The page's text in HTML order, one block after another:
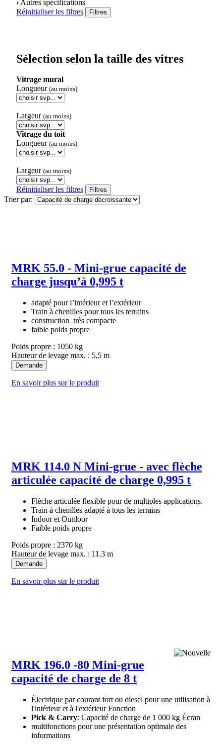
› Autres spécifications
Réinitialiser les filtres
Filtres
Sélection selon la taille des vitres
Vitrage mural
Longueur (au moins)
Largeur (au moins)
Vitrage du toit
Longueur (au moins)
Largeur (au moins)
Réinitialiser les filtres Filtres
Trier par:
MRK 55.0 - Mini-grue capacité de
charge jusqu’à 0,995 t
adapté pour l’intérieur et l’extérieur
Train à chenilles pour tous les terrains
construction très compacte
faible poids propre
Poids propre : 1050 kg
Hauteur de levage max. : 5,5 m
Demande
En savoir plus sur le produit
MRK 114.0 N Mini-grue - avec flèche
articulée capacité de charge 0,995 t
Flèche articulée flexible pour de multiples applications.
Train à chenilles adapté à tous les terrains
Indoor et Outdoor
Faible poids propre
Poids propre : 2370 kg
Hauteur de levage max. : 11.3 m
Demande
En savoir plus sur le produit
MRK 196.0 -80 Mini-grue
capacité de charge de 8 t
Électrique par courant fort ou diesel pour une utilisation à
l'intérieur et à l'extérieur Fonction
Pick & Carry: Capacité de charge de 1 000 kg Écran
multifonctions pour une présentation optimale des
informations